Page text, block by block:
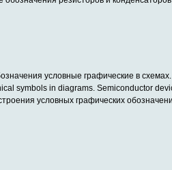
условные графические в
symbols in diagrams. Semiconductor
условных графических